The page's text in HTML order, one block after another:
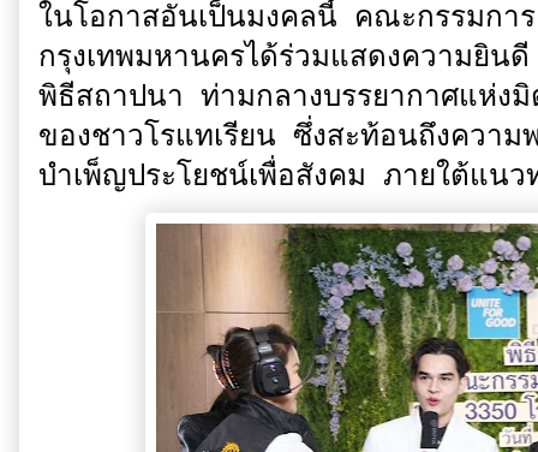
ในโอกาสอันเป็นมงคลนี้ คณะกรรมกา
กรุงเทพมหานครได้ร่วมแสดงความยิน
พิธีสถาปนา ท่ามกลางบรรยากาศแห่
ของชาวโรแทเรียน ซึ่งสะท้อนถึงควา
บำเพ็ญประโยชน์เพื่อสังคม ภายใต้แนว